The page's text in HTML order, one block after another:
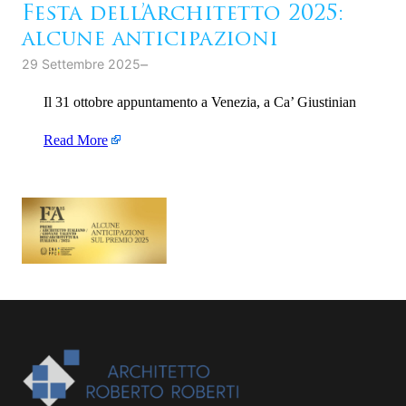
Festa dell’Architetto 2025:
alcune anticipazioni
29 Settembre 2025–
Il 31 ottobre appuntamento a Venezia, a Ca’ Giustinian
Read More